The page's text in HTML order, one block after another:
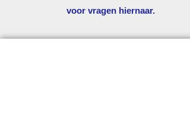
voor vragen hiernaar.